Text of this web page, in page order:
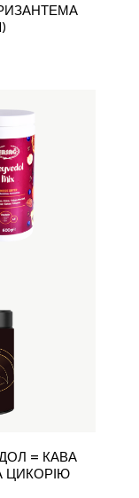
= КАВА
ЦИКОРІЮ